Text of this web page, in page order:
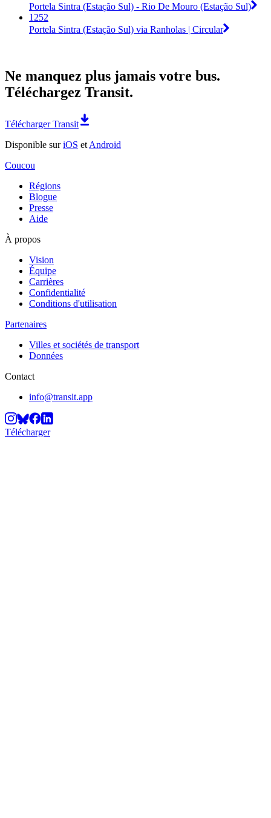
Portela Sintra (Estação Sul) - Rio De Mouro (Estação Sul)
1252
Portela Sintra (Estação Sul) via Ranholas | Circular
Ne manquez plus jamais votre bus.
Téléchargez Transit.
Télécharger Transit
Disponible suriOS et Android
Coucou
Régions
Blogue
Presse
Aide
À propos
Vision
Équipe
Carrières
Confidentialité
Conditions d'utilisation
Partenaires
Villes et sociétés de transport
Données
Contact
info@transit.app
Télécharger